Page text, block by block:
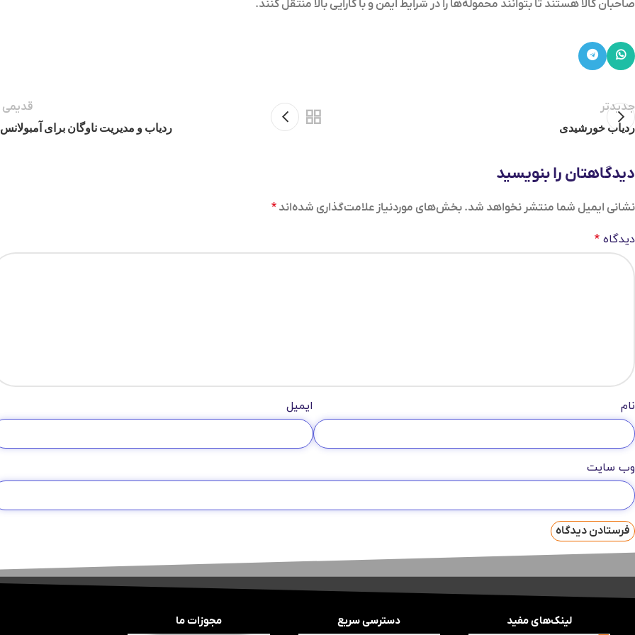
صاحبان کالا هستند تا بتوانند محموله‌ها را در شرایط ایمن و با کارایی بالا منتقل کنند.
جدیدتر
ردیاب خورشیدی
قدیمی
ردیاب و مدیریت ناوگان برای
دیدگاهتان را بنویسید
نشانی ایمیل شما منتشر نخواهد شد. بخش‌های موردنیاز علامت‌گذاری شده‌اند *
دیدگاه *
نام ایمیل
وب‌ سایت
لینک‌های مفید دسترسی سریع مجوزات ما